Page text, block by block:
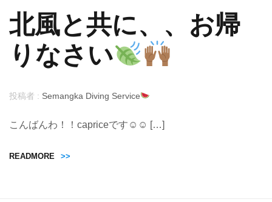
北風と共に、、お帰
りなさい
投稿者 : Semangka Diving Service
こんばんわ！！capriceです☺︎☺︎ […]
READMORE >>